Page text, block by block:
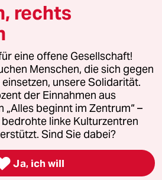
Vertriebs GmbH
Fragen oder für Genehmigungen
Kommune-Richtlinien
Impressum AGB
widerrufen (Ads)
rechts
eine offene Gesellschaft!
Menschen, die sich gegen
unsere Solidarität.
der Einnahmen aus
„Alles beginnt im Zentrum“ –
linke Kulturzentren
Sind Sie dabei?
Ja, ich will